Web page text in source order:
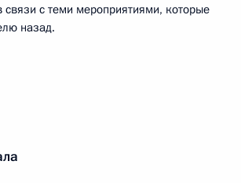
связи с теми мероприятиями, которые
назад.